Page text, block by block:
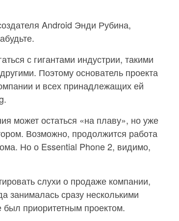
Android Энди Рубина,
с гигантами индустрии, такими
Поэтому основатель проекта
и всех принадлежащих ей
может остаться «на плаву», но уже
Возможно, продолжится работа
Но о Essential Phone 2, видимо,
слухи о продаже компании,
занималась сразу несколькими
приоритетным проектом.